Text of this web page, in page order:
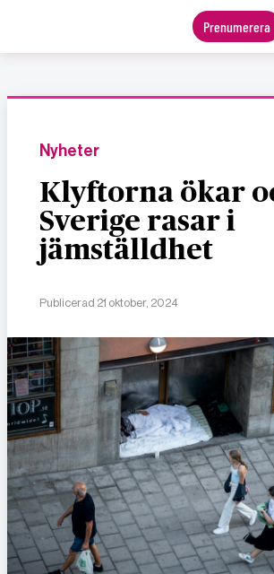
Prenumerera
Nyheter
Klyftorna ökar
Sverige rasar i
jämställdhet
Publicerad 21 oktober, 2024